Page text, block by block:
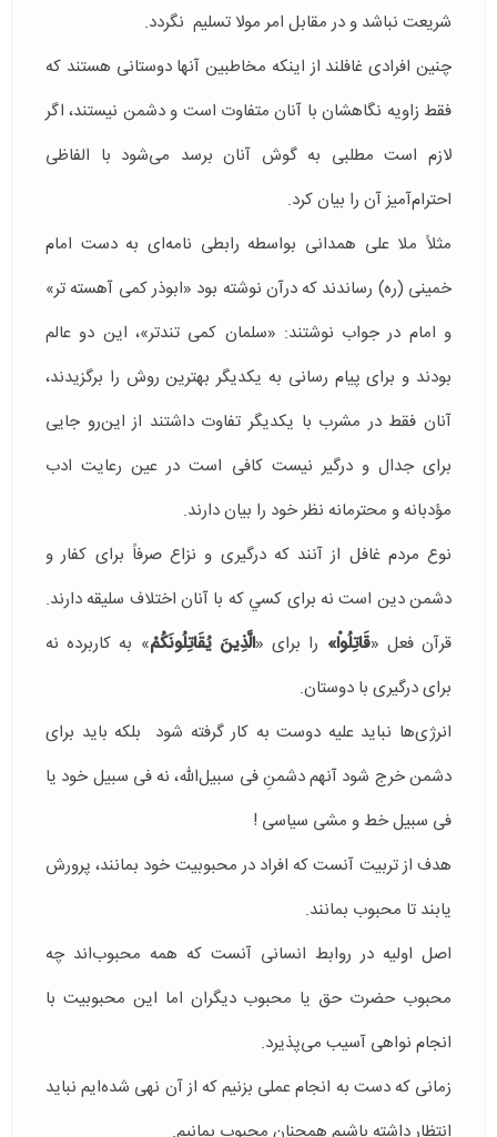
شریعت نباشد و در مقابل امر مولا تسليم نگردد.
چنین افرادی غافلند از اینکه مخاطبین آنها دوستانی هستند که
فقط زاویه نگاهشان با آنان متفاوت است و دشمن نیستند، اگر
لازم است مطلبی به گوش آنان برسد می‌شود با الفاظی
احترام‌آمیز آن را بیان کرد.
مثلاً ملا علی همدانی بواسطه رابطی نامه‌ای به دست امام
خمینی (ره) رساندند که درآن نوشته بود «ابوذر کمی آهسته تر»
و امام در جواب نوشتند: «سلمان کمی تندتر»، این دو عالم‌
بودند و برای پیام رسانی به یکدیگر بهترین روش را برگزیدند،
آنان فقط در مشرب با یکدیگر تفاوت داشتند از این‌رو جایی
برای جدال و درگیر نیست کافی است در عین رعایت ادب
مؤدبانه و محترمانه نظر خود را بیان ‌دارند.
نوع مردم غافل از آنند که درگیری و نزاع صرفاً برای کفار و
دشمن دین است نه برای كسي كه با آنان اختلاف سلیقه دارند.
قرآن فعل «قَاتِلُواْ» را برای «الَّذِينَ يُقَاتِلُونَكُمْ» به کاربرده نه
برای درگیری با دوستان.
انرژی‌ها نباید علیه دوست به کار گرفته شود بلکه باید برای
دشمن خرج شود آنهم دشمنِ فی سبیل‌الله، نه فی سبیل خود یا
فی ‌سبیل خط و مشی سیاسی !
هدف از تربیت آنست که افراد در محبوبیت خود بمانند، پرورش
یابند تا محبوب بمانند.
اصل اولیه در روابط انسانی آنست که همه محبوب‌اند چه
محبوب حضرت حق یا محبوب دیگران اما این محبوبیت با
انجام نواهی آسیب می‌پذیرد.
زمانی که دست به انجام عملی بزنیم که از آن نهی شده‌ایم نباید